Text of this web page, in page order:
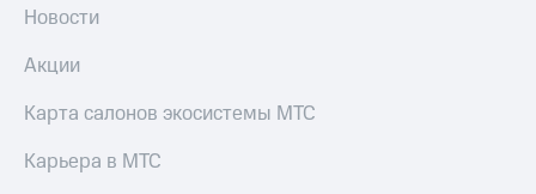
Новости
Акции
Карта салонов экосистемы МТС
Карьера в МТС